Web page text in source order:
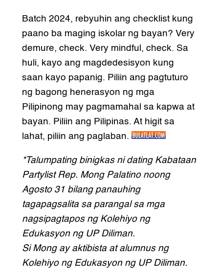
Batch 2024, rebyuhin ang checklist kung
paano ba maging iskolar ng bayan? Very
demure, check. Very mindful, check. Sa
huli, kayo ang magdedesisyon kung
saan kayo papanig. Piliin ang pagtuturo
ng bagong henerasyon ng mga
Pilipinong may pagmamahal sa kapwa at
bayan. Piliin ang Pilipinas. At higit sa
lahat, piliin ang paglaban.
*Talumpating binigkas ni dating Kabataan
Partylist Rep. Mong Palatino noong
Agosto 31 bilang panauhing
tagapagsalita sa parangal sa mga
nagsipagtapos ng Kolehiyo ng
Edukasyon ng UP Diliman.
Si Mong ay aktibista at alumnus ng
Kolehiyo ng Edukasyon ng UP Diliman.